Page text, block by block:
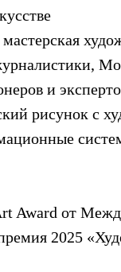
и
рисунок с
Award от
2025